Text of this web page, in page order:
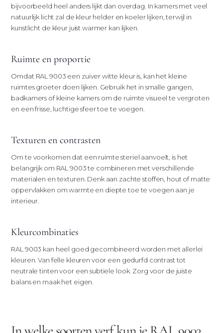
bijvoorbeeld heel anders lijkt dan overdag. In kamers met veel
natuurlijk licht zal de kleur helder en koeler lijken, terwijl in
kunstlicht de kleur juist warmer kan lijken.
Ruimte en proportie
Omdat RAL 9003 een zuiver witte kleur is, kan het kleine
ruimtes groeter doen lijken. Gebruik het in smalle gangen,
badkamers of kleine kamers om de ruimte visueel te vergroten
en een frisse, luchtige sfeer toe te voegen.
Texturen en contrasten
Om te voorkomen dat een ruimte steriel aanvoelt, is het
belangrijk om RAL 9003 te combineren met verschillende
materialen en texturen. Denk aan zachte stoffen, hout of matte
oppervlakken om warmte en diepte toe te voegen aan je
interieur.
Kleurcombinaties
RAL 9003 kan heel goed gecombineerd worden met allerlei
kleuren. Van felle kleuren voor een gedurfd contrast tot
neutrale tinten voor een subtiele look. Zorg voor de juiste
balans en maak het eigen.